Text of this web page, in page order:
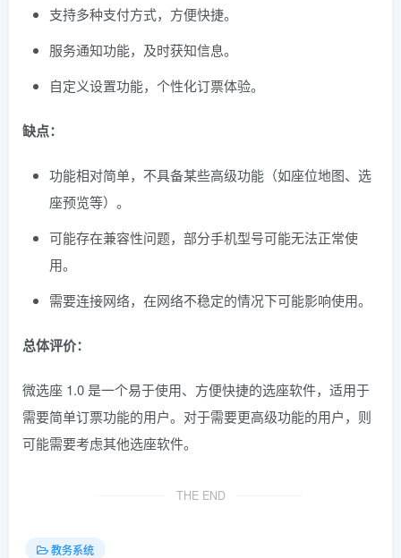
支持多种支付方式，方便快捷。
服务通知功能，及时获知信息。
自定义设置功能，个性化订票体验。
缺点：
功能相对简单，不具备某些高级功能（如座位地图、选
座预览等）。
可能存在兼容性问题，部分手机型号可能无法正常使
用。
需要连接网络，在网络不稳定的情况下可能影响使用。
总体评价：
微选座 1.0 是一个易于使用、方便快捷的选座软件，适用于
需要简单订票功能的用户。对于需要更高级功能的用户，则
可能需要考虑其他选座软件。
THE END
教务系统